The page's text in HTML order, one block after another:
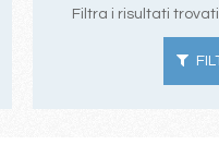
Filtra i risultati